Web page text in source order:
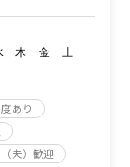
水 木 金 土
あり
夫）歓迎